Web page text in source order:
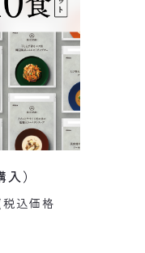
）
税込価格